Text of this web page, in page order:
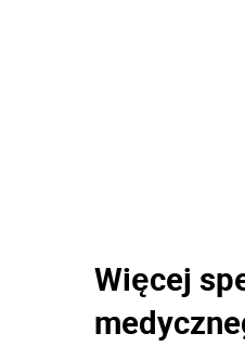
Więcej